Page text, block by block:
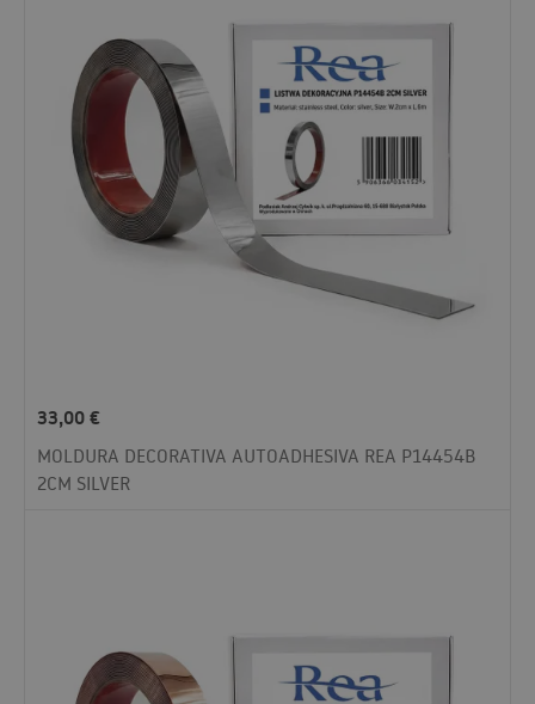
33,00€
MOLDURA DECORATIVA AUTOADHESIVA REA P14454B
2CM SILVER